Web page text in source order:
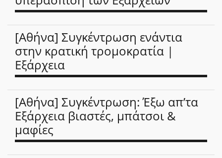
[Αθήνα] Συγκέντρωση ενάντια
στην κρατική τρομοκρατία |
Εξάρχεια
[Αθήνα] Συγκέντρωση: Έξω απ’τα
Εξάρχεια βιαστές, μπάτσοι &
μαφίες